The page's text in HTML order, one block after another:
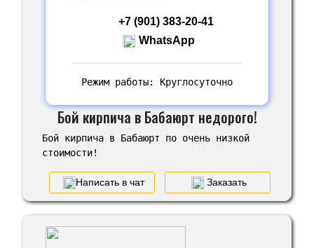
+7 (901) 383-20-41
WhatsApp
Режим работы: Круглосуточно
Бой кирпича в Бабаюрт недорого!
Бой кирпича в Бабаюрт по очень низкой
стоимости!
Написать в чат Заказать